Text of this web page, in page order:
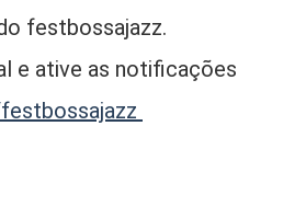
festbossajazz.
e ative as notificações